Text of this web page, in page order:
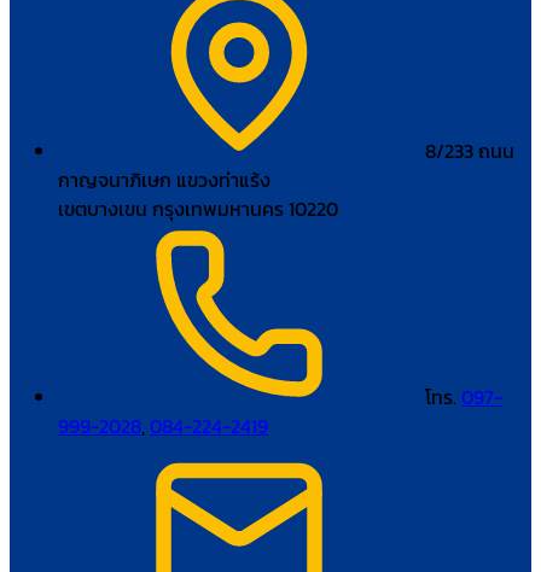
8/233 ถนน
กาญจนาภิเษก แขวงท่าแร้ง
เขตบางเขน กรุงเทพมหานคร 10220
โทร. 097-
999-2028,084-224-2419